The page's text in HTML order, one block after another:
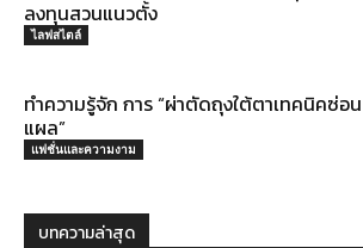
ลงทุนสวนแนวตั้ง
ไลฟสไตล์
ทำความรู้จัก การ “ผ่าตัดถุงใต้ตาเทคนิคซ่อน
แผล”
แฟชั่นและความงาม
บทความล่าสุด